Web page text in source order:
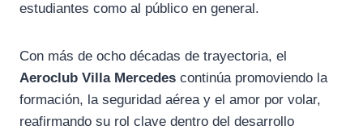
estudiantes como al público en general.
Con más de ocho décadas de trayectoria, el
Aeroclub Villa Mercedes continúa promoviendo la
formación, la seguridad aérea y el amor por volar,
reafirmando su rol clave dentro del desarrollo